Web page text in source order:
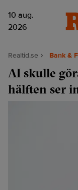
10 aug.
2026
Realtid.se Bank &
AI skulle
hälften ser